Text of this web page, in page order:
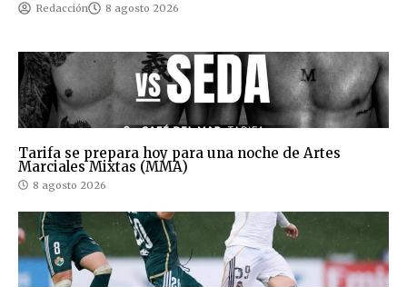
Redacción 8 agosto 2026
Tarifa se prepara hoy para una noche de Artes
Marciales Mixtas (MMA)
8 agosto 2026